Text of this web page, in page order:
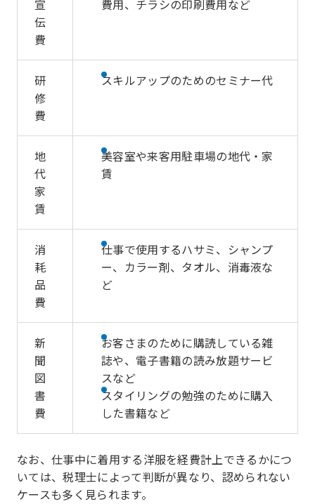
宣
伝
費
費用、チラシの印刷費用など
研
修
費
スキルアップのためのセミナー代
地
代
家
賃
美容室や来客用駐車場の地代・家
賃
消
耗
品
費
仕事で使用するハサミ、シャンプ
ー、カラー剤、タオル、消毒液な
ど
新
聞
図
書
費
お客さまのために購読している雑
誌や、電子書籍の読み放題サービ
スなど
スタイリングの勉強のために購入
した書籍など
なお、仕事中に着用する洋服を経費計上できるかにつ
いては、税理士によって判断が異なり、認められない
ケースも多く見られます。